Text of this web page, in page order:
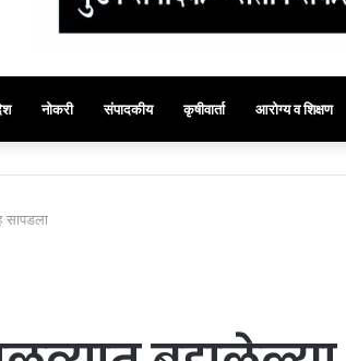
नोकरी संपादकीय कृषीवार्ता आरोग्य व शिक्षण
सापडला